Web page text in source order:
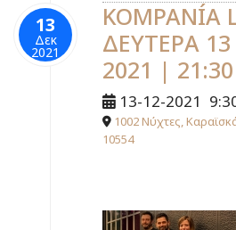
13
Δεκ
2021
KOMPANÍA
ΔΕΥΤΕΡΑ
2021 | 21:30
13-12-2021
1002 Νύχτες,
10554